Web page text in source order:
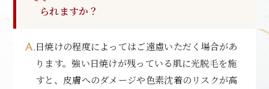
られますか？
日焼けの程度によってはご遠慮いただく場合があ
ります。強い日焼けが残っている肌に光脱毛を施
すと、皮膚へのダメージや色素沈着のリスクが高